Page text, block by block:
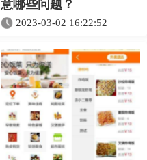
意哪些问题？
2023-03-02 16:22:52